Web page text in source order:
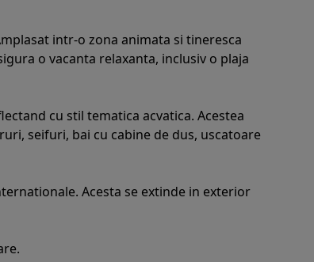
intr-o zona animata si tineresca
o vacanta relaxanta, inclusiv o plaja
cu stil tematica acvatica. Acestea
seifuri, bai cu cabine de dus, uscatoare
Acesta se extinde in exterior